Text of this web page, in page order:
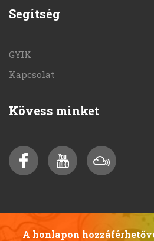
Segítség
GYIK
Kapcsolat
Kövess minket
A honlapon